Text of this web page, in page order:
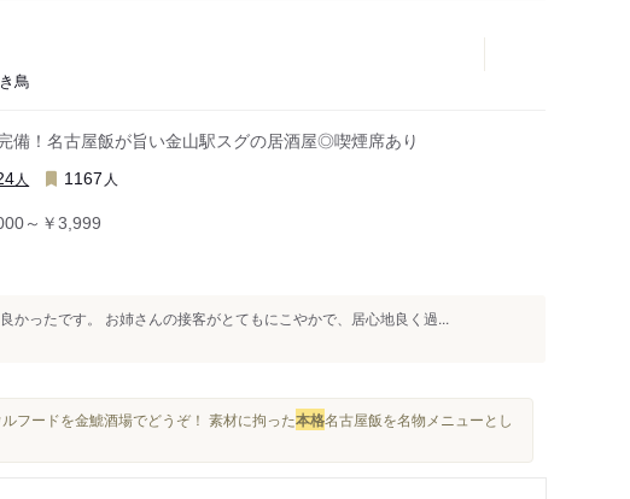
鳥
備！名古屋飯が旨い金山駅スグの居酒屋◎喫煙席あり
人 1167 人
～￥3,999
かったです。 お姉さんの接客がとてもにこやかで、居心地良く過...
フードを金鯱酒場でどうぞ！ 素材に拘った本格名古屋飯を名物メニューとし